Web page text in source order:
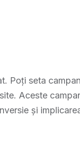
seta
Aceste
și